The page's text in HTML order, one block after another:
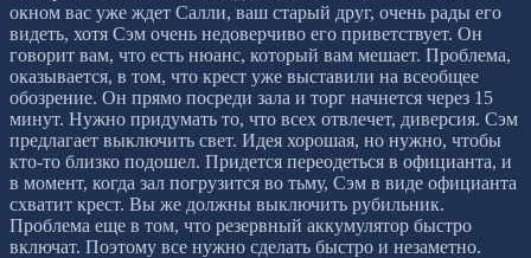
окном вас уже ждет Салли, ваш старый друг, очень рады его
видеть, хотя Сэм очень недоверчиво его приветствует. Он
говорит вам, что есть нюанс, который вам мешает. Проблема,
оказывается, в том, что крест уже выставили на всеобщее
обозрение. Он прямо посреди зала и торг начнется через 15
минут. Нужно придумать то, что всех отвлечет, диверсия. Сэм
предлагает выключить свет. Идея хорошая, но нужно, чтобы
кто-то близко подошел. Придется переодеться в официанта, и
в момент, когда зал погрузится во тьму, Сэм в виде официанта
схватит крест. Вы же должны выключить рубильник.
Проблема еще в том, что резервный аккумулятор быстро
включат. Поэтому все нужно сделать быстро и незаметно.